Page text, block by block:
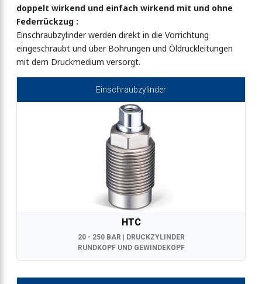
doppelt wirkend und einfach wirkend mit und ohne
Federrückzug :
Einschraubzylinder werden direkt in die Vorrichtung
eingeschraubt und über Bohrungen und Öldruckleitungen
mit dem Druckmedium versorgt.
Einschraubzylinder
HTC
20 - 250 BAR | DRUCKZYLINDER
RUNDKOPF UND GEWINDEKOPF